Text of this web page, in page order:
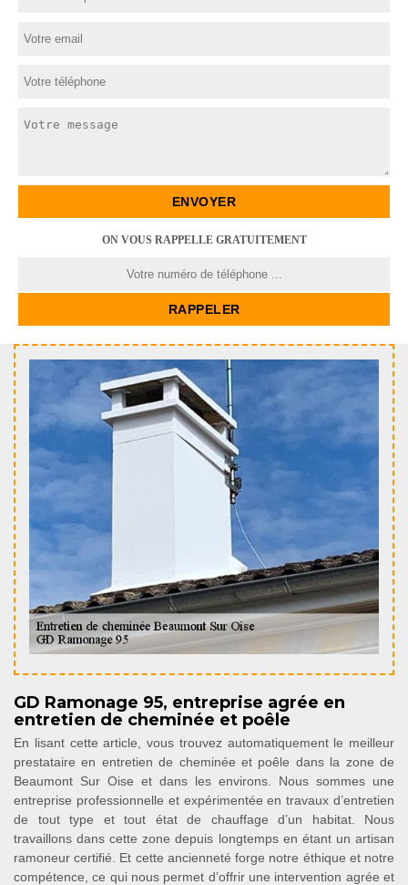
ON VOUS RAPPELLE GRATUITEMENT
GD Ramonage 95, entreprise agrée en
entretien de cheminée et poêle
En lisant cette article, vous trouvez automatiquement le meilleur
prestataire en entretien de cheminée et poêle dans la zone de
Beaumont Sur Oise et dans les environs. Nous sommes une
entreprise professionnelle et expérimentée en travaux d’entretien
de tout type et tout état de chauffage d’un habitat. Nous
travaillons dans cette zone depuis longtemps en étant un artisan
ramoneur certifié. Et cette ancienneté forge notre éthique et notre
compétence, ce qui nous permet d’offrir une intervention agrée et